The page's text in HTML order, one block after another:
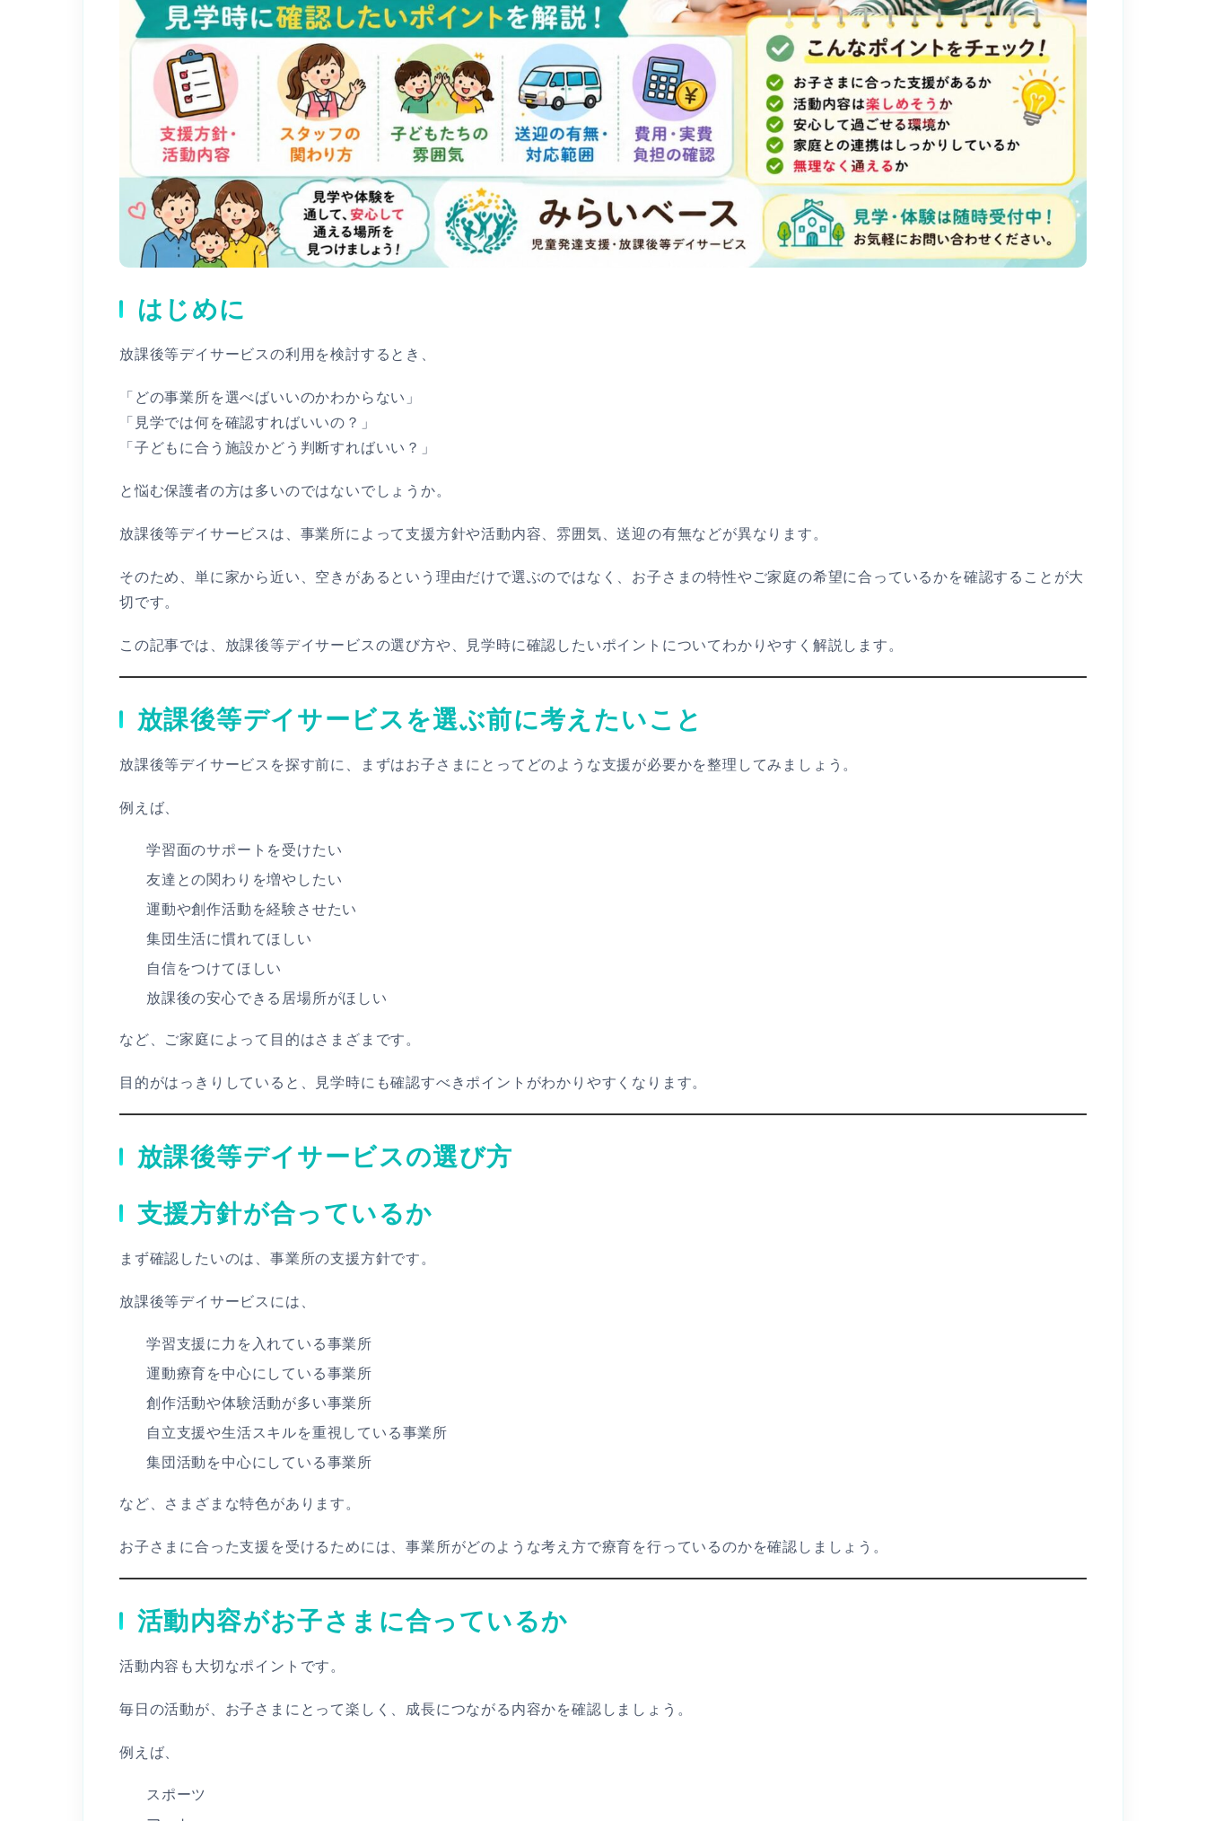
はじめに
放課後等デイサービスの利用を検討するとき、
「どの事業所を選べばいいのかわからない」
「見学では何を確認すればいいの？」
「子どもに合う施設かどう判断すればいい？」
と悩む保護者の方は多いのではないでしょうか。
放課後等デイサービスは、事業所によって支援方針や活動内容、雰囲気、送迎の有無などが異なります。
そのため、単に家から近い、空きがあるという理由だけで選ぶのではなく、お子さまの特性やご家庭の希望に合っているかを確認することが大
切です。
この記事では、放課後等デイサービスの選び方や、見学時に確認したいポイントについてわかりやすく解説します。
放課後等デイサービスを選ぶ前に考えたいこと
放課後等デイサービスを探す前に、まずはお子さまにとってどのような支援が必要かを整理してみましょう。
例えば、
学習面のサポートを受けたい
友達との関わりを増やしたい
運動や創作活動を経験させたい
集団生活に慣れてほしい
自信をつけてほしい
放課後の安心できる居場所がほしい
など、ご家庭によって目的はさまざまです。
目的がはっきりしていると、見学時にも確認すべきポイントがわかりやすくなります。
放課後等デイサービスの選び方
支援方針が合っているか
まず確認したいのは、事業所の支援方針です。
放課後等デイサービスには、
学習支援に力を入れている事業所
運動療育を中心にしている事業所
創作活動や体験活動が多い事業所
自立支援や生活スキルを重視している事業所
集団活動を中心にしている事業所
など、さまざまな特色があります。
お子さまに合った支援を受けるためには、事業所がどのような考え方で療育を行っているのかを確認しましょう。
活動内容がお子さまに合っているか
活動内容も大切なポイントです。
毎日の活動が、お子さまにとって楽しく、成長につながる内容かを確認しましょう。
例えば、
スポーツ